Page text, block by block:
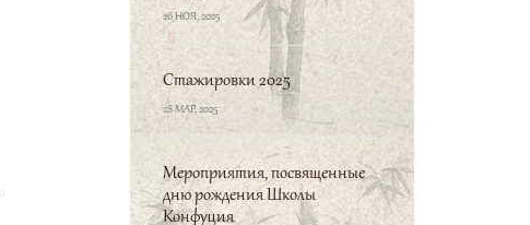
26 НОЯ, 2025
Стажировки 2025
28 МАР, 2025
Мероприятия, посвященные
дню рождения Школы
Конфуция